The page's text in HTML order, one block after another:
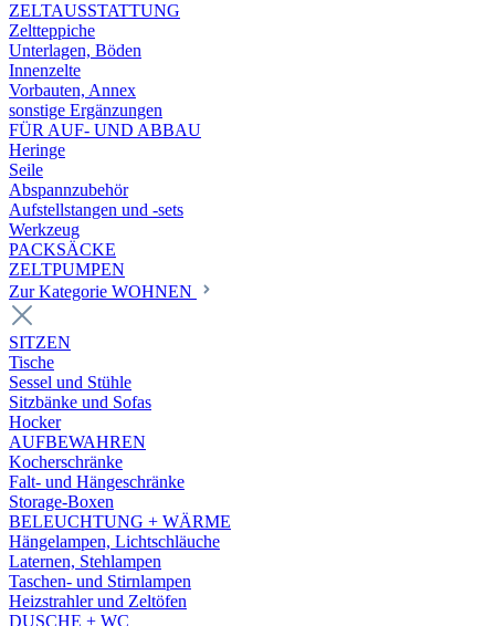
ZELTAUSSTATTUNG
Zeltteppiche
Unterlagen, Böden
Innenzelte
Vorbauten, Annex
sonstige Ergänzungen
FÜR AUF- UND ABBAU
Heringe
Seile
Abspannzubehör
Aufstellstangen und -sets
Werkzeug
PACKSÄCKE
ZELTPUMPEN
Zur Kategorie WOHNEN
SITZEN
Tische
Sessel und Stühle
Sitzbänke und Sofas
Hocker
AUFBEWAHREN
Kocherschränke
Falt- und Hängeschränke
Storage-Boxen
BELEUCHTUNG + WÄRME
Hängelampen, Lichtschläuche
Laternen, Stehlampen
Taschen- und Stirnlampen
Heizstrahler und Zeltöfen
DUSCHE + WC